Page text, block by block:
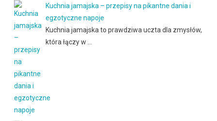
Kuchnia jamajska – przepisy na pikantne dania i
egzotyczne napoje
Kuchnia jamajska to prawdziwa uczta dla zmysłów,
która łączy w …